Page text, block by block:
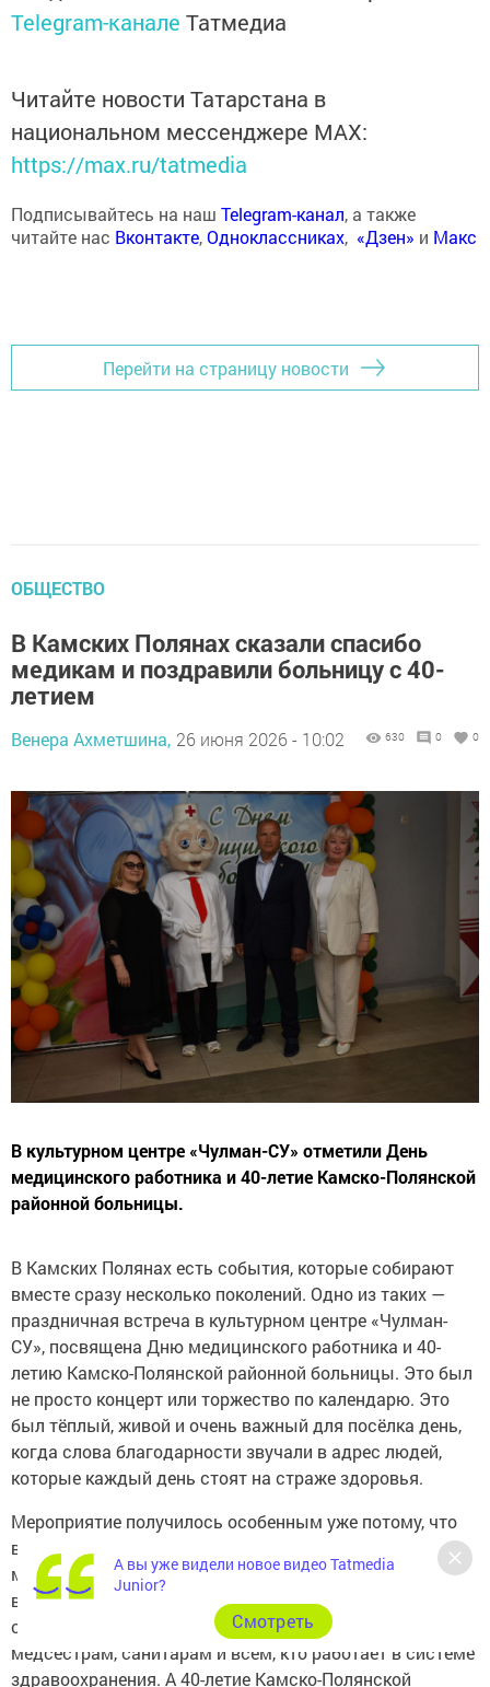
Telegram-канале Татмедиа
Читайте новости Татарстана в
национальном мессенджере MАХ:
https://max.ru/tatmedia
Подписывайтесь на наш Telegram-канал, а также
читайте нас Вконтакте,Одноклассниках, «Дзен» и Макс
Перейти на страницу новости
ОБЩЕСТВО
В Камских Полянах сказали спасибо
медикам и поздравили больницу с 40-
летием
Венера Ахметшина, 26 июня 2026 - 10:02 630 0 0
В культурном центре «Чулман-СУ» отметили День
медицинского работника и 40-летие Камско-Полянской
районной больницы.
В Камских Полянах есть события, которые собирают
вместе сразу несколько поколений. Одно из таких —
праздничная встреча в культурном центре «Чулман-
СУ», посвящена Дню медицинского работника и 40-
летию Камско-Полянской районной больницы. Это был
не просто концерт или торжество по календарю. Это
был тёплый, живой и очень важный для посёлка день,
когда слова благодарности звучали в адрес людей,
которые каждый день стоят на страже здоровья.
Мероприятие получилось особенным уже потому, что
в нём соединились два сильных повода. День
медицинского работника в России отмечают в третье
воскресенье июня, и это торжество давно стало
символом уважения к врачам, фельдшерам,
медсёстрам, санитарам и всем, кто работает в системе
здравоохранения. А 40-летие Камско-Полянской
А вы уже видели новое видео Tatmedia
Junior?
Cмотреть